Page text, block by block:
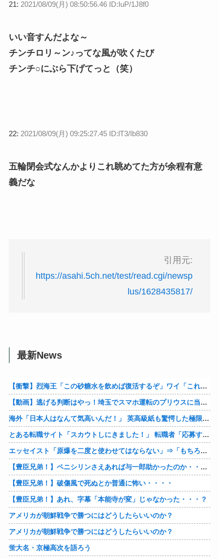
21: 2021/08/09(月) 08:50:56.46 ID:IuP/1J8f0
いい音すんだよな～
チンチロリ～ン♪ってな風が吹くたび
チンチ○にぶら下げてっと（笑）
22: 2021/08/09(月) 09:25:27.45 ID:lT3/Ib830
五輪閉会式なんかよりこれ眺めてた方が余程有意
義だな
引用元:
https://asahi.5ch.net/test/read.cgi/newsp
lus/1628435817/
最新News
【衝撃】烈海王「この砂糖水を飲めば復活するぞ」ワイ「これはトンデモ理論やろなぁ」ﾍﾟﾗ←結果ｗｗｗｗ
【動画】逃げる判断はやっ！埼玉でスマホ運転のプリウスに当て逃げされる車載。
海外「日本人はなんて気高いんだ！」 英高級紙も驚愕した極限の中の日本人の姿に世界が衝撃
とある転職サイト「スカウトしにきました！」 転職者「応募するわ！」 → 結果ｗｗｗｗｗ
エッセイスト「原爆を二度と使わせてはならない」⇒「もちろん中国の核も非難する？」⇒「中国の核は綺麗な核！」
【豊臣兄弟！】ペニシリンさえあれば与一郎助かったのか・・・？
【豊臣兄弟！】破傷風で死ぬとか普通に怖い・・・・
【豊臣兄弟！】あれ、字幕「本能寺が変」じゃなかった・・・？
アメリカが朝鮮戦争で勝つにはどうしたらいいのか？
アメリカが朝鮮戦争で勝つにはどうしたらいいのか？
蛍大名・京極高次を語ろう